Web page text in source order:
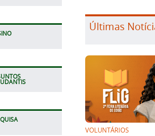
Últimas
VOLUNTÁRIOS